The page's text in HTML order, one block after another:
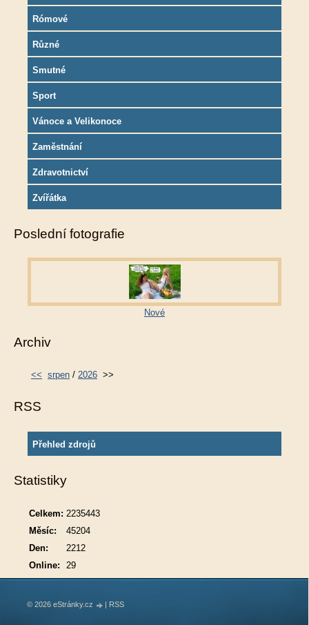
Rómové
Různé
Smutné
Sport
Vánoce a Velikonoce
Zaměstnání
Zdravotnictví
Zvířátka
Poslední fotografie
Nové
Archiv
<< srpen / 2026 >>
RSS
Přehled zdrojů
Statistiky
Online: 29
Celkem: 2235443
Měsíc:
45204
Den:
2212
© 2026 eStránky.cz RSS